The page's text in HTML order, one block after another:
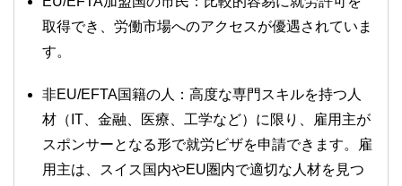
取得でき、労働市場へのアクセスが優遇されていま
す。
非EU/EFTA国籍の人：高度な専門スキルを持つ人
材（IT、金融、医療、工学など）に限り、雇用主が
スポンサーとなる形で就労ビザを申請できます。雇
用主は、スイス国内やEU圏内で適切な人材を見つ